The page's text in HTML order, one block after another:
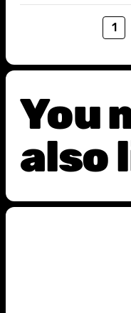
1
You
also